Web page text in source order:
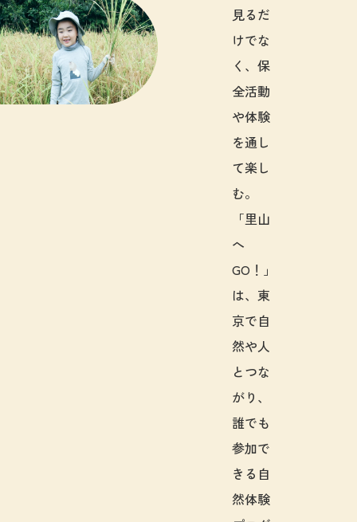
見るだ
けでな
く、保
全活動
や体験
を通し
て楽し
む。
「里山
へ
GO！」
は、東
京で自
然や人
とつな
がり、
誰でも
参加で
きる自
然体験